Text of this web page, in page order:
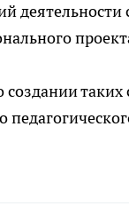
деятельности
таких